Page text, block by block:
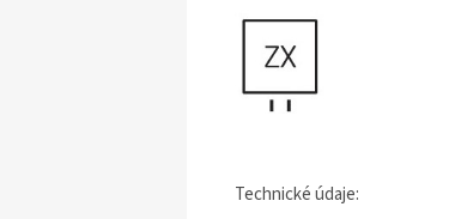
Technické údaje: